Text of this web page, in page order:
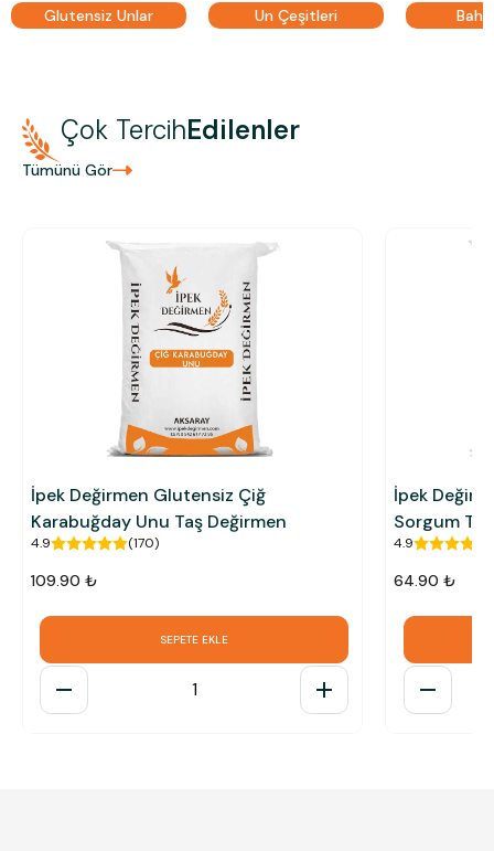
Glutensiz Unlar Un Çeşitleri
Çok TercihEdilenler
Tümünü Gör
İpek Değirmen Glutensiz Çiğ
Karabuğday Unu Taş Değirmen
4.9 (170)
109.90 ₺
SEPETE EKLE
1
İpek
Sorgum
4.9
64.90 ₺